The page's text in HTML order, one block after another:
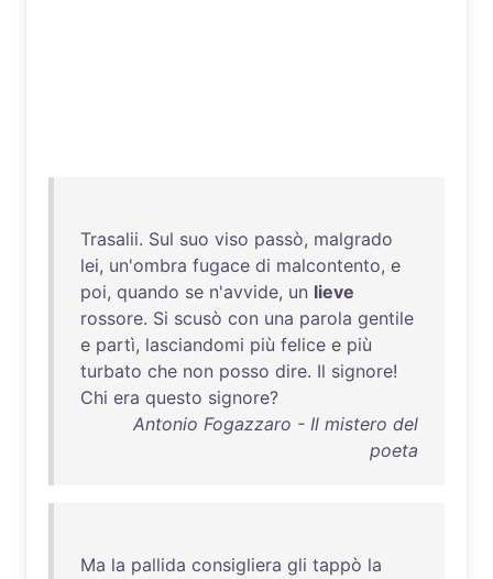
Trasalii. Sul suo viso passò, malgrado
lei, un'ombra fugace di malcontento, e
poi, quando se n'avvide, un lieve
rossore. Si scusò con una parola gentile
e partì, lasciandomi più felice e più
turbato che non posso dire. Il signore!
Chi era questo signore?
Antonio Fogazzaro - Il mistero del
poeta
Ma la pallida consigliera gli tappò la